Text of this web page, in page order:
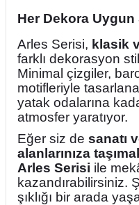
Her Dekora Uygun
Arles Serisi, klasik
farklı dekorasyon
Minimal çizgiler,
motifleriyle
yatak odalarına
atmosfer yaratıyor.
Eğer siz de sanatı
alanlarınıza
Arles Serisi ile
kazandırabilirsiniz.
şıklığı bir arada